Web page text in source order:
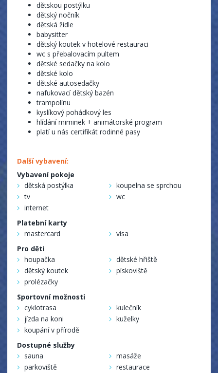
dětskou postýlku
dětský nočník
dětská židle
babysitter
dětský koutek v hotelové restauraci
wc s přebalovacím pultem
dětské sedačky na kolo
dětské kolo
dětské autosedačky
nafukovací dětský bazén
trampolínu
kyslíkový pohádkový les
hlídání miminek + animátorské program
platí u nás certifikát rodinné pasy
Další vybavení:
Vybavení pokoje
dětská postýlka
koupelna se sprchou
tv
wc
internet
Platební karty
mastercard
visa
Pro děti
houpačka
dětské hřiště
dětský koutek
pískoviště
prolézačky
Sportovní možnosti
cyklotrasa
kulečník
jízda na koni
kuželky
koupání v přírodě
Dostupné služby
sauna
masáže
parkoviště
restaurace